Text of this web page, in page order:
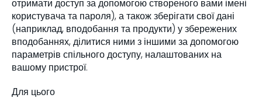
отримати доступ за допомогою створеного вами імені
користувача та пароля), а також зберігати свої дані
(наприклад, вподобання та продукти) у збережених
вподобаннях, ділитися ними з іншими за допомогою
параметрів спільного доступу, налаштованих на
вашому пристрої.
Для цього